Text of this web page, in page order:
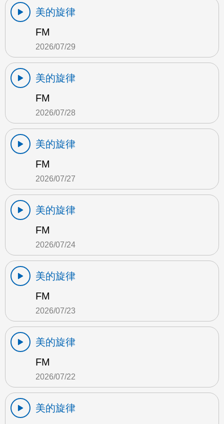
美的旋律
FM
2026/07/29
美的旋律
FM
2026/07/28
美的旋律
FM
2026/07/27
美的旋律
FM
2026/07/24
美的旋律
FM
2026/07/23
美的旋律
FM
2026/07/22
美的旋律